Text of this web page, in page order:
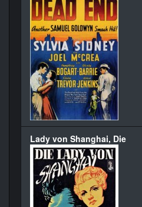
Lady von Shanghai, Die